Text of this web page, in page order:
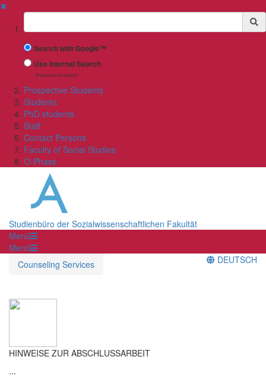
✖
Suchbegriff
Search with Google™
Use Internal Search
(limited result quality)
Prospective Students
Students
PhD students
Staff
Contact Persons
Faculty of Social Studies
O-Phase
Studienbüro der Sozialwissenschaftlichen Fakultät
Menü
Menü
Counseling Services
DEUTSCH
HINWEISE ZUR ABSCHLUSSARBEIT
...